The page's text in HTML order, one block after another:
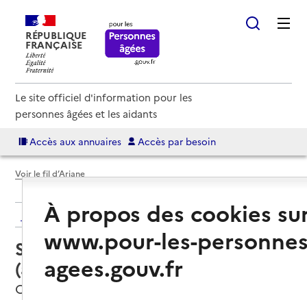
RÉPUBLIQUE
FRANÇAISE
Le site officiel d'information pour les
personnes âgées et les aidants
Accès aux annuaires Accès par besoin
Voir le fil d’Ariane
Retour aux résultats de l'annuaire
Service autonomie à domicile
(aide) – ADOM 82
Castelsarrasin, TARN-ET-GARONNE
À propos des cookies
www.pour-les-
agees.gouv.fr